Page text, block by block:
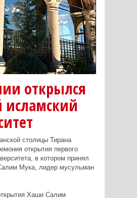
открылся
столицы Тирана
открытия первого
в котором принял
Мука, лидер мусульман
Хаши Салим